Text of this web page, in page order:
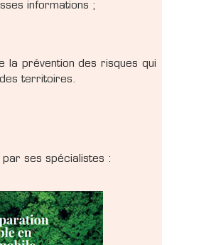
informations ;
la prévention des risques qui
territoires.
ses spécialistes :